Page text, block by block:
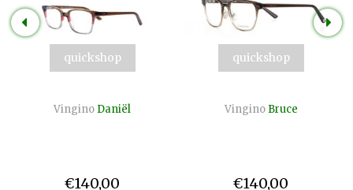
quickshop
Vingino Daniël
€140,00
quickshop
Vingino Bruce
€140,00